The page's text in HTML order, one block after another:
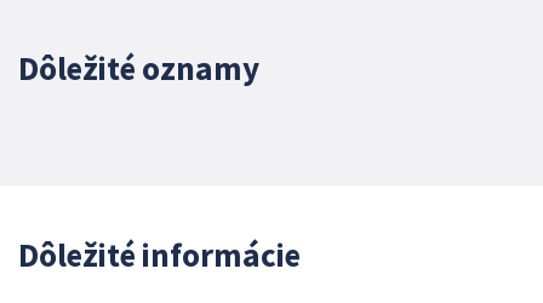
Dôležité oznamy
Dôležité informácie